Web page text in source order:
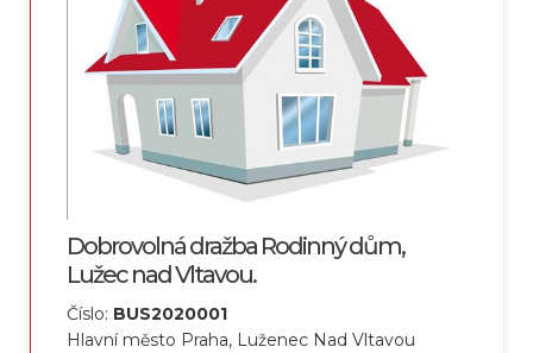
Dobrovolná dražba Rodinný dům,
Lužec nad Vltavou.
Číslo: BUS2020001
Hlavní město Praha, Luženec Nad Vltavou